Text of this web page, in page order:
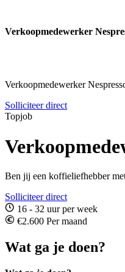
Verkoopmedewerker
Verkoopmedewerker
Solliciteer direct
Topjob
Ben jij een koffieliefhebber
Solliciteer direct
16 - 32 uur per week
€2.600 Per maand
Wat ga je doen?